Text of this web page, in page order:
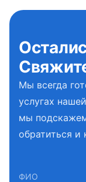
Мы всегда
услугах
мы
обратиться и
ФИО